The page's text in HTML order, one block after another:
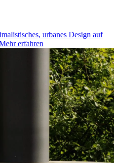
urbanes Design auf
erfahren